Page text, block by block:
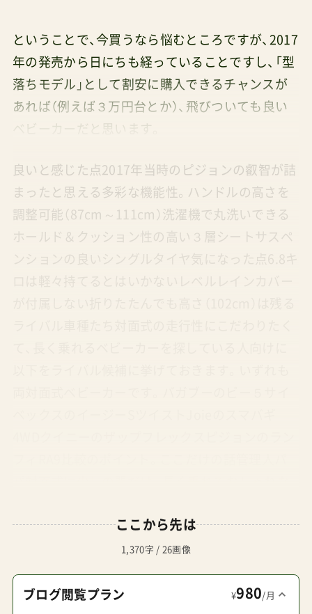
ということで、今買うなら悩むところですが、2017
年の発売から日にちも経っていることですし、「型
落ちモデル」として割安に購入できるチャンスが
あれば（例えば３万円台とか）、飛びついても良い
ベビーカーだと思います。
良いと感じた点2017年当時のピジョンの叡智が詰
まったと思える多彩な機能性。ハンドルの高さを
調整可能（87cm～111cm）洗濯機で丸洗いできる
ホールド＆クッション性の高い３層シートサスペ
→Bugabooのビー５管理人パパ上品で高級に見え
るベビーカーが良い。お金は心配いらないのな
折り畳み後の小ささ（コンパクトさ）にこだわりた
ここから先は
1,370字 / 26画像
ブログ閲覧プラン ¥980/月